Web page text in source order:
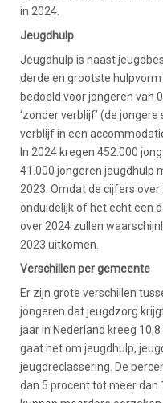
in 2024.
Jeugdhulp
Jeugdhulp is naast
derde en grootste
bedoeld voor jongeren van
‘zonder verblijf’ (de
verblijf in een
In 2024 kregen 452.000
41.000 jongeren jeugdhulp
2023. Omdat de cijfers
onduidelijk of het echt een
over 2024 zullen
2023 uitkomen.
Verschillen per gemeente
Er zijn grote verschillen
jongeren dat jeugdzorg
jaar in Nederland kreeg
gaat het om jeugdhulp,
jeugdreclassering. De
dan 5 procent tot meer dan